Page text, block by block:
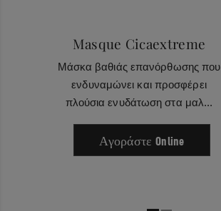
Masque Cicaextreme
Μάσκα βαθιάς επανόρθωσης που
ενδυναμώνει και προσφέρει
πλούσια ενυδάτωση στα μαλ...
Αγοράστε Online